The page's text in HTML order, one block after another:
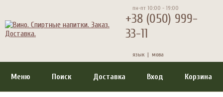
пн-пт 10:00 - 19:00
+38 (050) 999-
33-11
язык | мова
Меню Поиск Доставка Вход Корзина